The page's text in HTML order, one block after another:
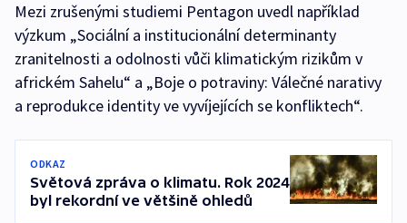
Mezi zrušenými studiemi Pentagon uvedl například
výzkum „Sociální a institucionální determinanty
zranitelnosti a odolnosti vůči klimatickým rizikům v
africkém Sahelu“ a „Boje o potraviny: Válečné narativy
a reprodukce identity ve vyvíjejících se konfliktech“.
ODKAZ
Světová zpráva o klimatu. Rok 2024
byl rekordní ve většině ohledů